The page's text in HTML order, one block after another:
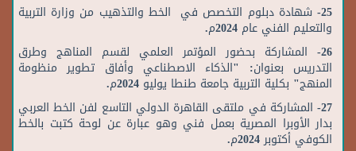
25- شهادة دبلوم التخصص في الخط والتذهيب من وزارة التربية
والتعليم الفني عام 2024م.
26- المشاركة بحضور المؤتمر العلمي لقسم المناهج وطرق
التدريس بعنوان: "الذكاء الاصطناعي وأفاق تطوير منظومة
المنهج" بكلية التربية جامعة طنطا يوليو 2024م.
27- المشاركة في ملتقى القاهرة الدولي التاسع لفن الخط العربي
بدار الأوبرا المصرية بعمل فني وهو عبارة عن لوحة كتبت بالخط
الكوفي أكتوبر 2024م.